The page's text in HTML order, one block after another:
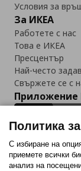
Условия за
За ИКЕА
Работете с нас
Това е ИКЕА
Пресцентър
Най-често
Свържете се с
Приложение
Политика
С избиране на
приемете всички
анализ на